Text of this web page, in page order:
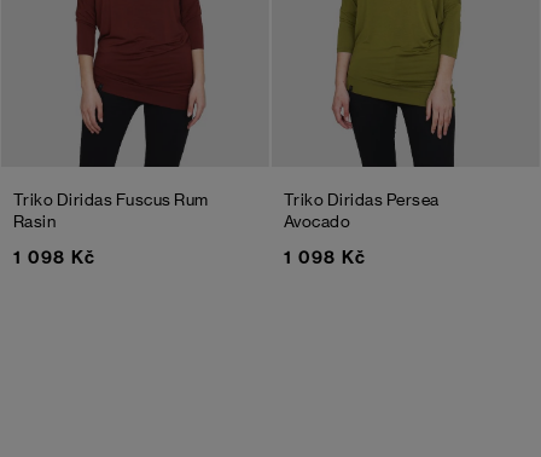
Triko Diridas Fuscus Rum
Rasin
1 098 Kč
Triko Diridas Persea
Avocado
1 098 Kč